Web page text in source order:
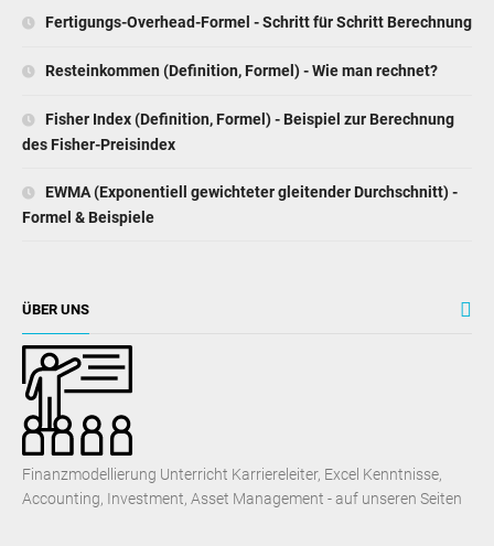
Fertigungs-Overhead-Formel - Schritt für Schritt Berechnung
Resteinkommen (Definition, Formel) - Wie man rechnet?
Fisher Index (Definition, Formel) - Beispiel zur Berechnung
des Fisher-Preisindex
EWMA (Exponentiell gewichteter gleitender Durchschnitt) -
Formel & Beispiele
ÜBER UNS
Finanzmodellierung Unterricht Karriereleiter, Excel Kenntnisse,
Accounting, Investment, Asset Management - auf unseren Seiten